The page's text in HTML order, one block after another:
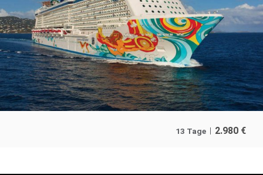
13 Tage 2.980 €